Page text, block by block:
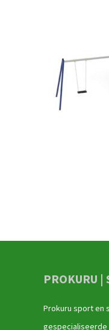
PROKURU |
Prokuru sport en
gespecialiseerde